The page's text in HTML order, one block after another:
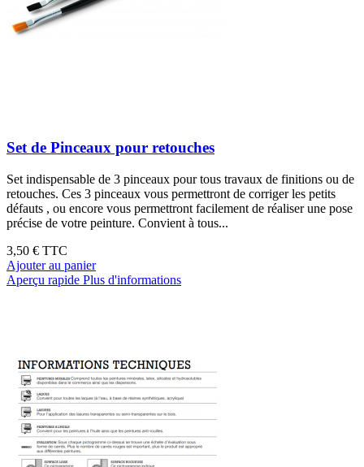
Set de Pinceaux pour retouches
Set indispensable de 3 pinceaux pour tous travaux de finitions ou de
retouches. Ces 3 pinceaux vous permettront de corriger les petits
défauts , ou encore vous permettront facilement de réaliser une pose
précise de votre peinture. Convient à tous...
3,50 € TTC
Ajouter au panier
Aperçu rapide Plus d'informations